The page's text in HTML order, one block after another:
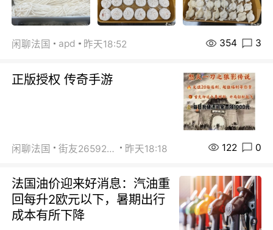
闲聊法国 apd 昨天18:52 354 3
正版授权 传奇手游
闲聊法国 街友26592800 昨天18:18 122 0
法国油价迎来好消息：汽油重
回每升2欧元以下，暑期出行
成本有所下降